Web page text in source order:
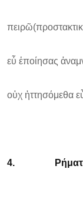
εὖ ἐποίησας
οὐχ ἡττησόμεθα
4.